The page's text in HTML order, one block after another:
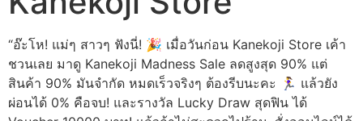
“อ๊ะโห! แม่ๆ สาวๆ ฟังนี่! 🎉 เมื่อวันก่อน Kanekoji Store เค้า
ชวนเลย มาดู Kanekoji Madness Sale ลดสูงสุด 90% แต่
สินค้า 90% มันจำกัด หมดเร็วจริงๆ ต้องรีบนะคะ 🏃‍♀️ แล้วยัง
ผ่อนได้ 0% คือจบ! และรางวัล Lucky Draw สุดฟิน ได้